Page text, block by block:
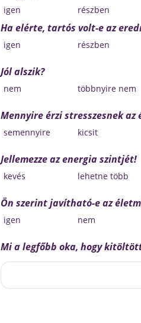
igen részben
Ha elérte, tartós volt-e az
igen részben
Jól alszik?
nem többnyire nem
Mennyire érzi stresszesnek az
semennyire kicsit
Jellemezze az energia szintjét!
kevés lehetne több
Ön szerint javítható-e az
igen nem
Mi a legfőbb oka, hogy